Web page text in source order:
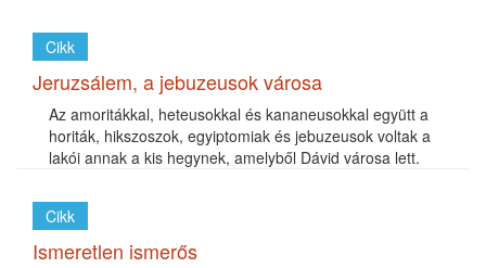
Cikk
Jeruzsálem, a jebuzeusok városa
Az amoritákkal, heteusokkal és kananeusokkal együtt a
horiták, hikszoszok, egyiptomiak és jebuzeusok voltak a
lakói annak a kis hegynek, amelyből Dávid városa lett.
Cikk
Ismeretlen ismerős